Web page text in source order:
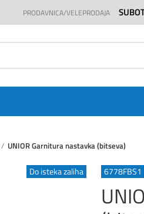
PRODAVNICA/VELEPRODAJA
UNIOR Garnitura nastavka (bitseva)
Do isteka zaliha 6778FBS1